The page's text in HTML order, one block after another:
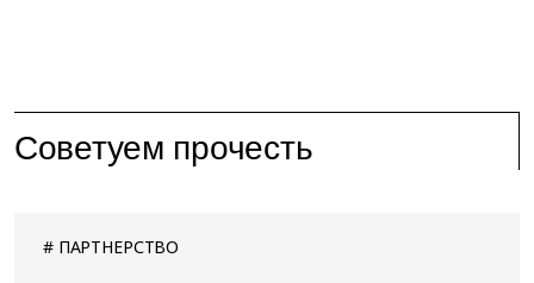
Советуем прочесть
ПАРТНЕРСТВО